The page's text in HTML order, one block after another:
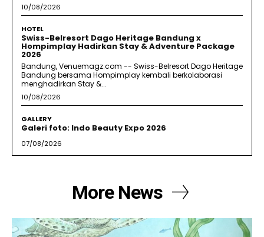
10/08/2026
HOTEL
Swiss-Belresort Dago Heritage Bandung x
Hompimplay Hadirkan Stay & Adventure Package
2026
Bandung, Venuemagz.com -- Swiss-Belresort Dago Heritage
Bandung bersama Hompimplay kembali berkolaborasi
menghadirkan Stay &...
10/08/2026
GALLERY
Galeri foto: Indo Beauty Expo 2026
07/08/2026
More News